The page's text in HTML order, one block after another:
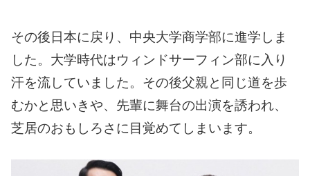
その後日本に戻り、中央大学商学部に進学しま
した。 大学時代はウィンドサーフィン部に入り
汗を流していました。 その後父親と同じ道を歩
むかと思いきや、先輩に舞台の出演を誘われ、
芝居のおもしろさに目覚めてしまいます。